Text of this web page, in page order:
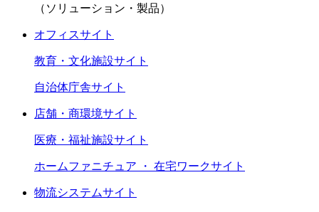
（ソリューション・製品）
オフィスサイト
教育・文化施設サイト
自治体庁舎サイト
店舗・商環境サイト
医療・福祉施設サイト
ホームファニチュア ・ 在宅ワークサイト
物流システムサイト